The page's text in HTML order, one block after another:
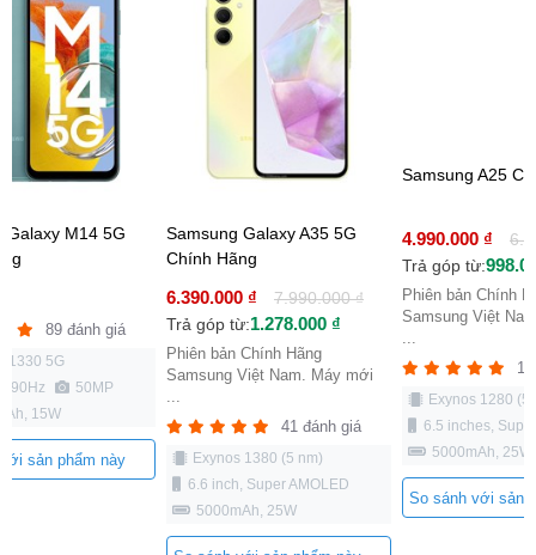
Galaxy M14 5G
89 đánh giá
1330 5G
90Hz
50MP
15W
sản phẩm này
Samsung Galaxy A35 5G
Chính Hãng
6.390.000 ₫
7.990.000 ₫
Trả góp từ:1.278.000 ₫
Phiên bản Chính Hãng
Samsung Việt Nam. Máy mới
41 đánh giá
Exynos 1380 (5 nm)
6.6 inch, Super AMOLED
5000mAh, 25W
Samsung A25
4.990.000 ₫
Trả góp từ:
Phiên bản Chính
Samsung Việt
Exynos 1280 (5
6.5 inches,
5000mAh, 25W
So sánh với sản